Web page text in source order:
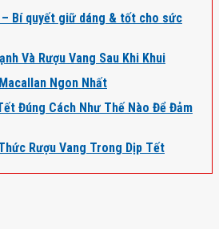
Bí quyết giữ dáng & tốt cho sức
Và Rượu Vang Sau Khi Khui
Ngon Nhất
Đúng Cách Như Thế Nào Để Đảm
Rượu Vang Trong Dịp Tết